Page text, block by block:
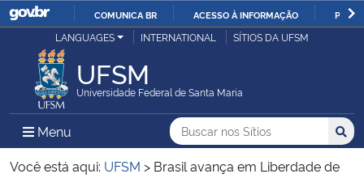
IR
COMUNICA BR ACESSO À INFORMAÇÃO
Ministério da Justiça e Segurança Pública
Ministério da Defesa
Ministério das Relações Exteriores
LANGUAGES INTERNATIONAL SÍTIOS DA UFSM
UFSM
Universidade Federal de Santa Maria
Menu Menu Principal do Sítio
Busca
Buscar no nos Sítios
Busca:
Você está aqui: UFSM > Brasil avança em Liberdade de